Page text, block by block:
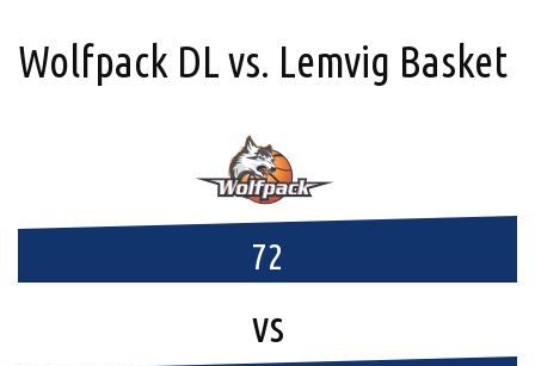
Wolfpack DL vs. Lemvig Basket
72
vs